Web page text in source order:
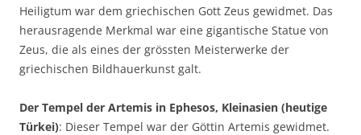
Heiligtum war dem griechischen Gott Zeus gewidmet. Das
herausragende Merkmal war eine gigantische Statue von
Zeus, die als eines der grössten Meisterwerke der
griechischen Bildhauerkunst galt.
Der Tempel der Artemis in Ephesos, Kleinasien (heutige
Türkei): Dieser Tempel war der Göttin Artemis gewidmet.